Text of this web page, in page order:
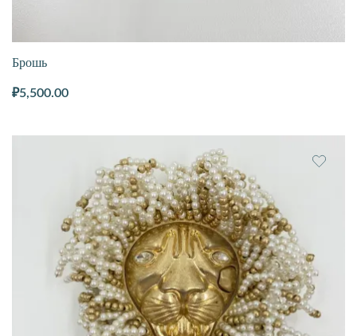
Брошь
₽5,500.00